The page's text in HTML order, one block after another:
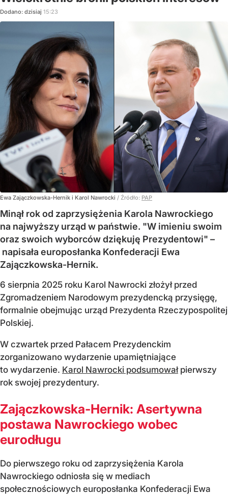
Dodano: dzisiaj 15:23
Ewa Zajączkowska-Hernik i Karol Nawrocki / Źródło: PAP
Minął rok od zaprzysiężenia Karola Nawrockiego
na najwyższy urząd w państwie. "W imieniu swoim
oraz swoich wyborców dziękuję Prezydentowi" –
napisała europosłanka Konfederacji Ewa
Zajączkowska-Hernik.
6 sierpnia 2025 roku Karol Nawrocki złożył przed
Zgromadzeniem Narodowym prezydencką przysięgę,
formalnie obejmując urząd Prezydenta Rzeczypospolitej
Polskiej.
W czwartek przed Pałacem Prezydenckim
zorganizowano wydarzenie upamiętniające
to wydarzenie. Karol Nawrocki podsumowałpierwszy
rok swojej prezydentury.
Zajączkowska-Hernik: Asertywna
postawa Nawrockiego wobec
eurodługu
Do pierwszego roku od zaprzysiężenia Karola
Nawrockiego odniosła się w mediach
społecznościowych europosłanka Konfederacji Ewa